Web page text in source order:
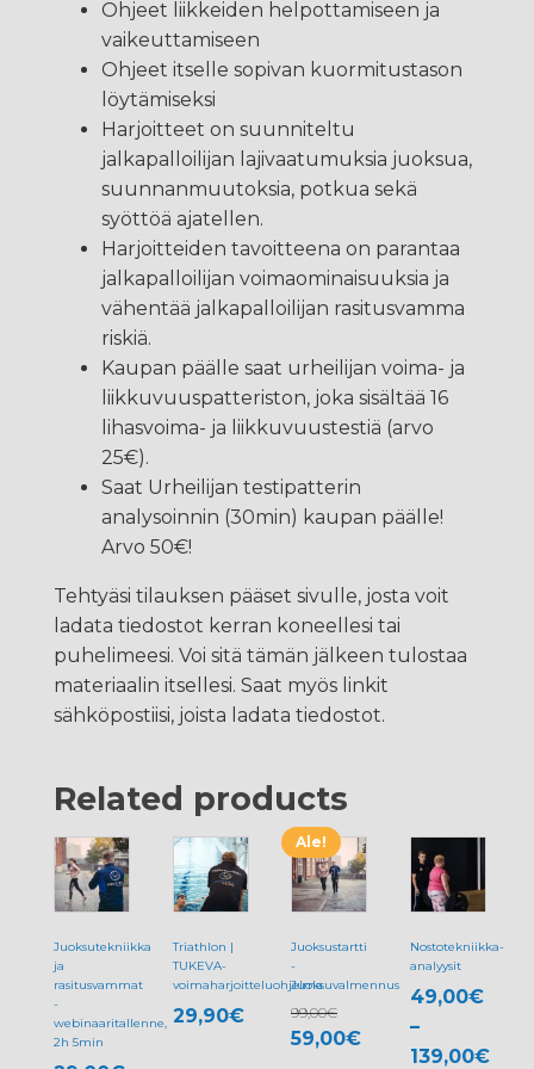
Ohjeet liikkeiden helpottamiseen ja
vaikeuttamiseen
Ohjeet itselle sopivan kuormitustason
löytämiseksi
Harjoitteet on suunniteltu
jalkapalloilijan lajivaatumuksia juoksua,
suunnanmuutoksia, potkua sekä
syöttöä ajatellen.
Harjoitteiden tavoitteena on parantaa
jalkapalloilijan voimaominaisuuksia ja
vähentää jalkapalloilijan rasitusvamma
riskiä.
Kaupan päälle saat urheilijan voima- ja
liikkuvuuspatteriston, joka sisältää 16
lihasvoima- ja liikkuvuustestiä (arvo
25€).
Saat Urheilijan testipatterin
analysoinnin (30min) kaupan päälle!
Arvo 50€!
Tehtyäsi tilauksen pääset sivulle, josta voit
ladata tiedostot kerran koneellesi tai
puhelimeesi. Voi sitä tämän jälkeen tulostaa
materiaalin itsellesi. Saat myös linkit
sähköpostiisi, joista ladata tiedostot.
Related products
Juoksutekniikka
ja
rasitusvammat
-
webinaaritallenne,
2h 5min
Triathlon |
TUKEVA-
voimaharjoitteluohjelma
29,90€
Ale!
Juoksustartti
-
Juoksuvalmennus
99,00€
Alkuperäinen
59,00€Nykyinen
Tällä
tuotteella
on
useampi
muunnelma.
tehdä
Nostotekniikka-
analyysit
49,00€
–
139,00€
Tällä
tuotteella
on
useampi
muunnelma.
Voit
tehdä
valinnat